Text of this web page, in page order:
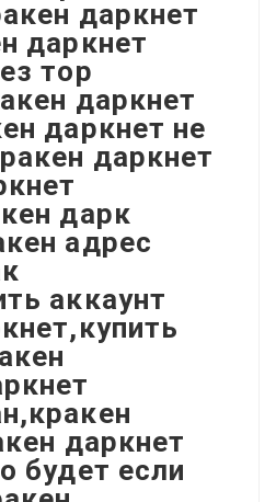
даркнет
даркнет
тор
даркнет
даркнет не
даркнет
дарк
адрес
аккаунт
даркнет
будет если